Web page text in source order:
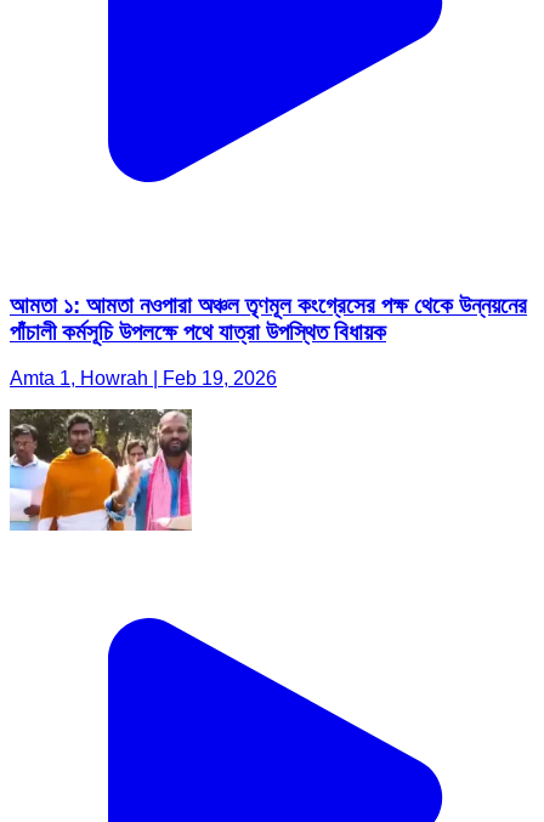
আমতা ১: আমতা নওপারা অঞ্চল তৃণমূল কংগ্রেসের পক্ষ থেকে উন্নয়নের
পাঁচালী কর্মসূচি উপলক্ষে পথে যাত্রা উপস্থিত বিধায়ক
Amta 1, Howrah | Feb 19, 2026